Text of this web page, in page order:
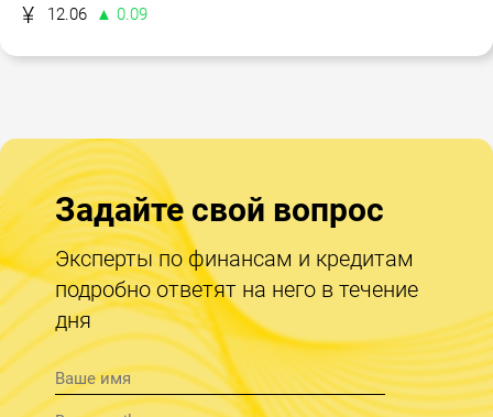
12.06
▲ 0.09
Задайте свой вопрос
Эксперты по финансам и кредитам
подробно ответят на него в течение
дня